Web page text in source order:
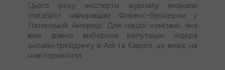
Цього року експерти журналу визнали
InstaSpot найкращим Форекс-брокером у
Латинській Америці. Для нашої компанії, яка
вже давно виборола репутацію лідера
онлайн-трейдингу в Азії та Європі, це вихід на
нові горизонти.